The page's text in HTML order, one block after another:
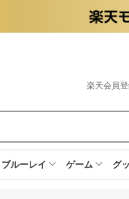
楽天会員登
ルーレイ ゲーム グ